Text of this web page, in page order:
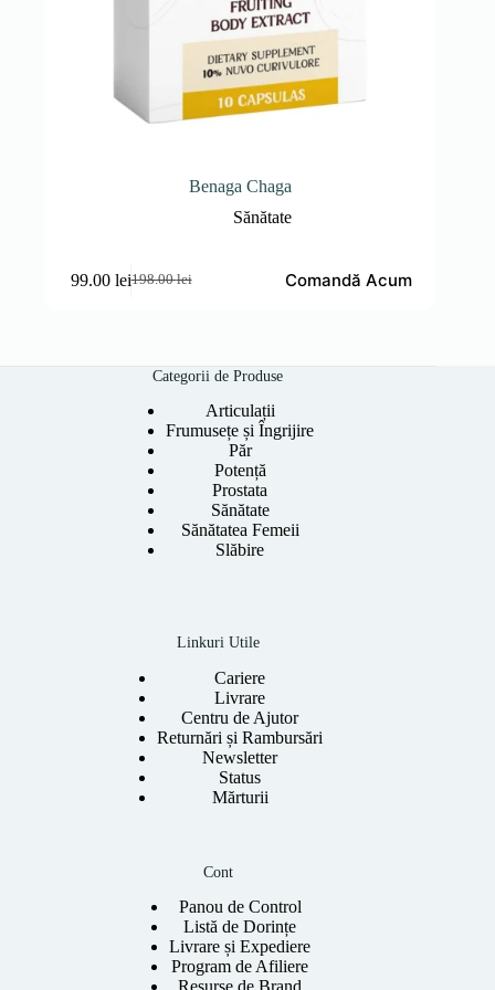
Benaga Chaga
Sănătate
198.00lei
Prețul
198.00 lei.
99.00 leiPrețul
Comandă Acum
Categorii de Produse
Articulații
Frumusețe și Îngrijire
Păr
Potență
Prostata
Sănătate
Sănătatea Femeii
Slăbire
Linkuri Utile
Cariere
Livrare
Centru de Ajutor
Returnări și Rambursări
Newsletter
Status
Mărturii
Cont
Panou de Control
Listă de Dorințe
Livrare și Expediere
Program de Afiliere
Resurse de Brand